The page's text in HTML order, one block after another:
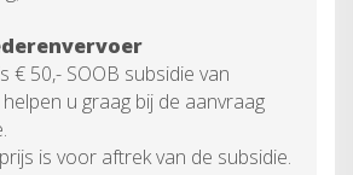
€ 50,- SOOB subsidie van
u graag bij de aanvraag
is voor aftrek van de subsidie.